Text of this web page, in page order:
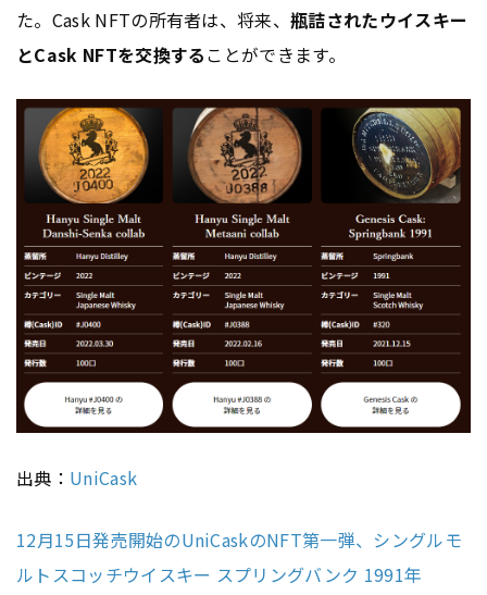
た。Cask NFTの所有者は、将来、瓶詰されたウイスキー
とCask NFTを交換することができます。
出典： UniCask
12月15日発売開始のUniCaskのNFT第一弾、シングルモ
ルトスコッチウイスキー スプリングバンク 1991年